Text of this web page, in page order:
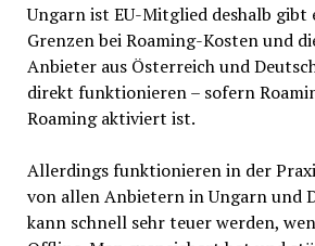
Ungarn ist EU-Mitglied deshalb gibt
Grenzen bei Roaming-Kosten und
Anbieter aus Österreich und
direkt funktionieren – sofern
Roaming aktiviert ist.
Allerdings funktionieren in der
von allen Anbietern in Ungarn und
kann schnell sehr teuer werden,